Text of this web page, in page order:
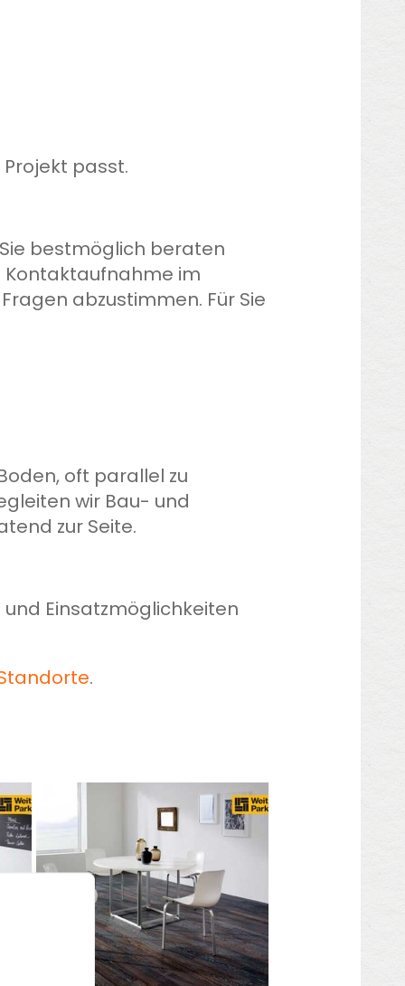
passt.
bestmöglich beraten
Kontaktaufnahme im
abzustimmen. Für Sie
oft parallel zu
wir Bau- und
zur Seite.
Einsatzmöglichkeiten
.